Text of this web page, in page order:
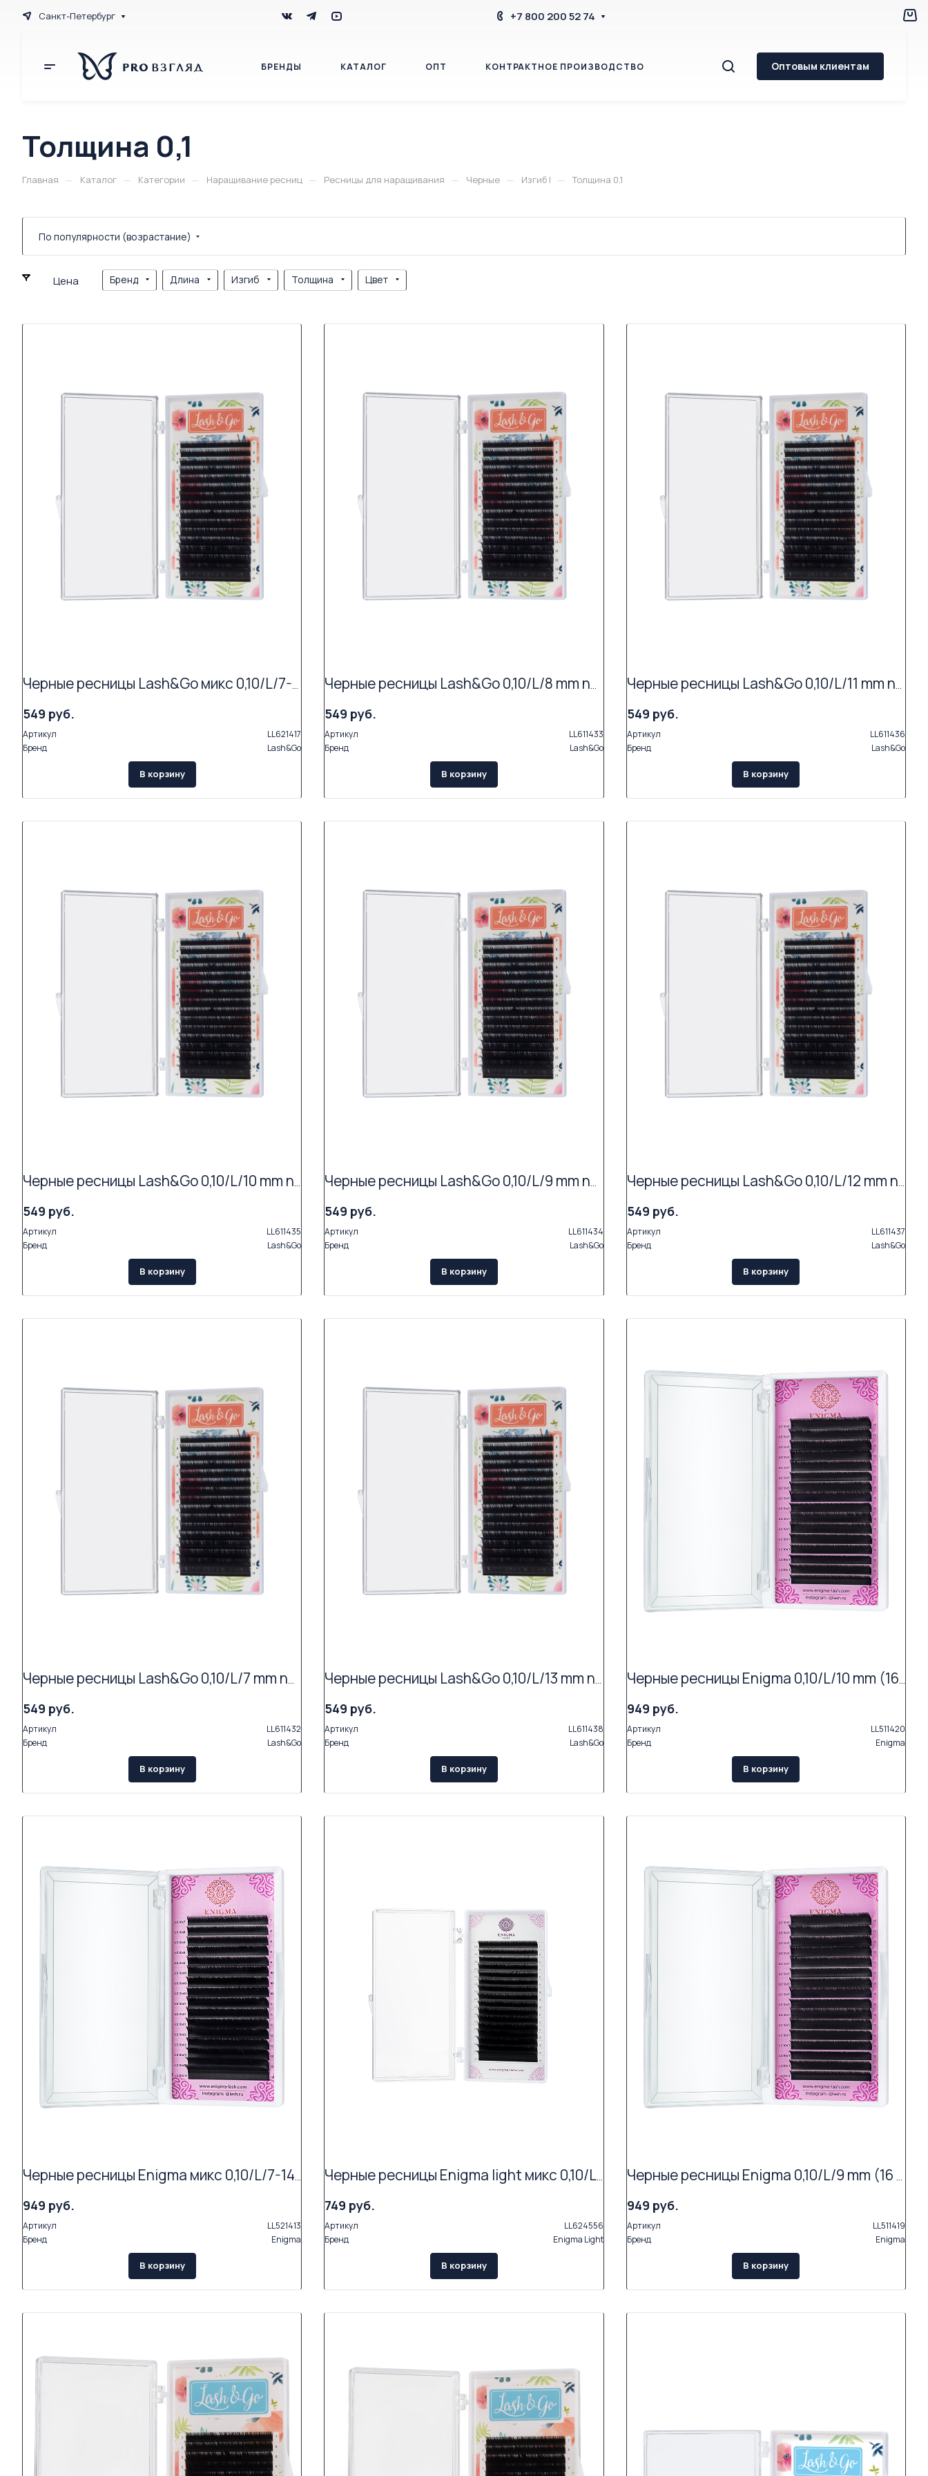
Санкт-Петербург +7 800 200 52 74
БРЕНДЫ КАТАЛОГ ОПТ КОНТРАКТНОЕ ПРОИЗВОДСТВО Оптовым клиентам
Толщина 0,1
Главная — Каталог — Категории — Наращивание ресниц — Ресницы для наращивания — Черные — Изгиб l — Толщина 0,1
По популярности (возрастание)
Цена Бренд Длина Изгиб Толщина Цвет
Черные ресницы Lash&Go микс 0,10/L/7-14 mm new (16 линий)
549 руб.
Артикул
LL621417
Бренд
Lash&Go
В корзину
Черные ресницы Lash&Go 0,10/L/8 mm new (16 линий)
549 руб.
Артикул
LL611433
Бренд
Lash&Go
В корзину
Черные ресницы Lash&Go 0,10/L/11 mm new (16 линий)
549 руб.
Артикул
LL611436
Бренд
Lash&Go
В корзину
Черные ресницы Lash&Go 0,10/L/10 mm new (16 линий)
549 руб.
Артикул
LL611435
Бренд
Lash&Go
В корзину
Черные ресницы Lash&Go 0,10/L/9 mm new (16 линий)
549 руб.
Артикул
LL611434
Бренд
Lash&Go
В корзину
Черные ресницы Lash&Go 0,10/L/12 mm new (16 линий)
549 руб.
Артикул
LL611437
Бренд
Lash&Go
В корзину
Черные ресницы Lash&Go 0,10/L/7 mm new (16 линий)
549 руб.
Артикул
LL611432
Бренд
Lash&Go
В корзину
Черные ресницы Lash&Go 0,10/L/13 mm new (16 линий)
549 руб.
Артикул
LL611438
Бренд
Lash&Go
В корзину
Черные ресницы Enigma 0,10/L/10 mm (16 линий)
949 руб.
Артикул
LL511420
Бренд
Enigma
В корзину
Черные ресницы Enigma микс 0,10/L/7-14 mm (16 линий)
949 руб.
Артикул
LL521413
Бренд
Enigma
В корзину
Черные ресницы Enigma light микс 0,10/L/7-14 mm (16 линий)
749 руб.
Артикул
LL624556
Бренд
Enigma Light
В корзину
Черные ресницы Enigma 0,10/L/9 mm (16 линий)
949 руб.
Артикул
LL511419
Бренд
Enigma
В корзину